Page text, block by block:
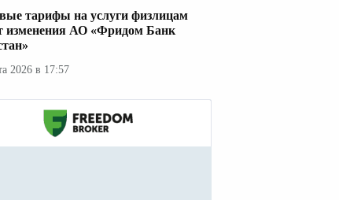
тарифы на услуги физлицам
изменения АО «Фридом Банк
2026 в 17:57